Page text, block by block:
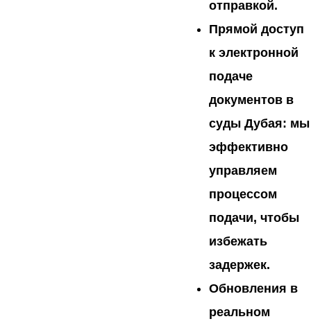
отправкой.
Прямой доступ
к электронной
подаче
документов в
суды Дубая: мы
эффективно
управляем
процессом
подачи, чтобы
избежать
задержек.
Обновления в
реальном